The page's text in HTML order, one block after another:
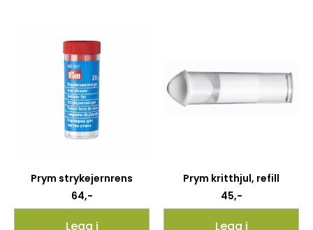
Prym strykejernrens
64,-
Legg i
Prym kritthjul, refill
45,-
Legg i